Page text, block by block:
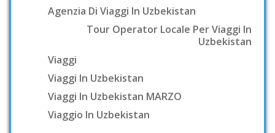
Agenzia Di Viaggi In Uzbekistan
Tour Operator Locale Per Viaggi In
Uzbekistan
Viaggi
Viaggi In Uzbekistan
Viaggi In Uzbekistan MARZO
Viaggio In Uzbekistan